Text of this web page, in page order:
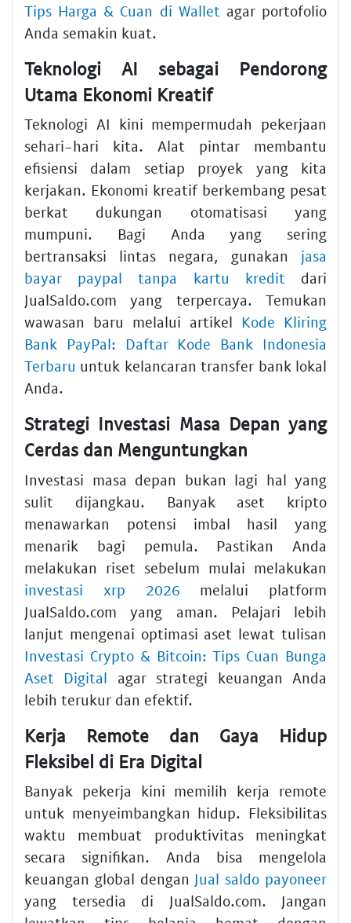
Tips Harga & Cuan di Wallet agar portofolio
Anda semakin kuat.
Teknologi AI sebagai Pendorong
Utama Ekonomi Kreatif
Teknologi AI kini mempermudah pekerjaan
sehari-hari kita. Alat pintar membantu
efisiensi dalam setiap proyek yang kita
kerjakan. Ekonomi kreatif berkembang pesat
berkat dukungan otomatisasi yang
mumpuni. Bagi Anda yang sering
bertransaksi lintas negara, gunakan jasa
bayar paypal tanpa kartu kredit dari
JualSaldo.com yang terpercaya. Temukan
wawasan baru melalui artikel Kode Kliring
Bank PayPal: Daftar Kode Bank Indonesia
Terbaru untuk kelancaran transfer bank lokal
Anda.
Strategi Investasi Masa Depan yang
Cerdas dan Menguntungkan
Investasi masa depan bukan lagi hal yang
sulit dijangkau. Banyak aset kripto
menawarkan potensi imbal hasil yang
menarik bagi pemula. Pastikan Anda
melakukan riset sebelum mulai melakukan
investasi xrp 2026 melalui platform
JualSaldo.com yang aman. Pelajari lebih
lanjut mengenai optimasi aset lewat tulisan
Investasi Crypto & Bitcoin: Tips Cuan Bunga
Aset Digital agar strategi keuangan Anda
lebih terukur dan efektif.
Kerja Remote dan Gaya Hidup
Fleksibel di Era Digital
Banyak pekerja kini memilih kerja remote
untuk menyeimbangkan hidup. Fleksibilitas
waktu membuat produktivitas meningkat
secara signifikan. Anda bisa mengelola
keuangan global dengan Jual saldo payoneer
yang tersedia di JualSaldo.com. Jangan